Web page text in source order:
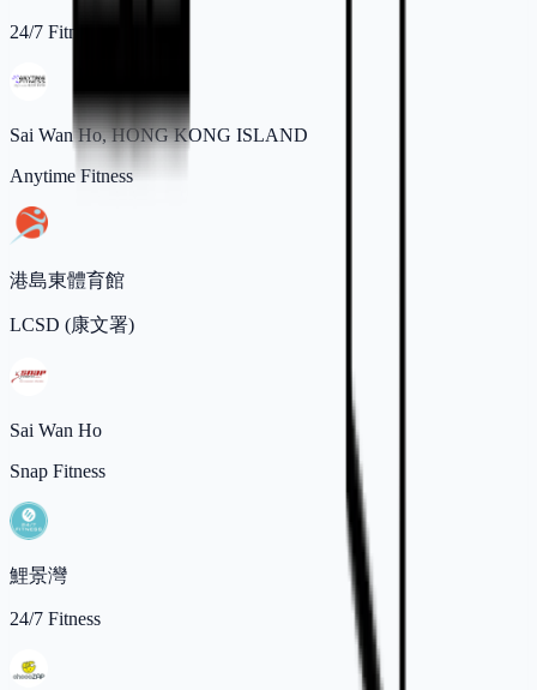
24/7 Fitness
Sai Wan Ho, HONG KONG ISLAND
Anytime Fitness
港島東體育館
LCSD (康文署)
Sai Wan Ho
Snap Fitness
鯉景灣
24/7 Fitness